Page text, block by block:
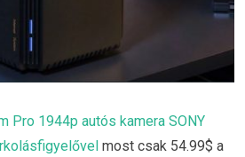
Pro 1944p autós kamera SONY
most csak 54.99$ a